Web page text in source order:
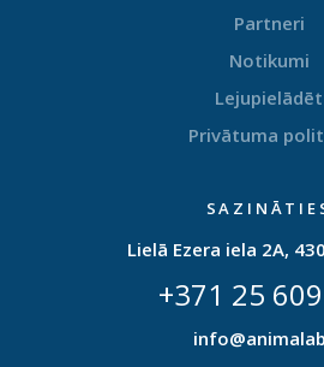
Partneri
Notikumi
Lejupielādēt
Privātuma
Lielā Ezera iela 2A,
+371 25